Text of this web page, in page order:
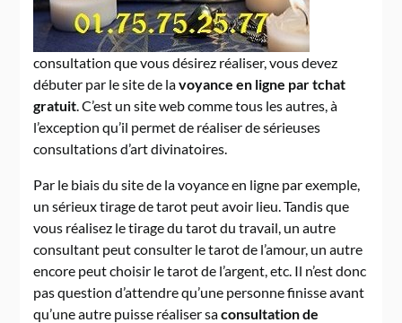
consultation que vous désirez réaliser, vous devez
débuter par le site de lavoyance en ligne par tchat
gratuit. C’est un site web comme tous les autres, à
l’exception qu’il permet de réaliser de sérieuses
consultations d’art divinatoires.
Par le biais du site de la voyance en ligne par exemple,
un sérieux tirage de tarot peut avoir lieu. Tandis que
vous réalisez le tirage du tarot du travail, un autre
consultant peut consulter le tarot de l’amour, un autre
encore peut choisir le tarot de l’argent, etc. Il n’est donc
pas question d’attendre qu’une personne finisse avant
qu’une autre puisse réaliser saconsultation de